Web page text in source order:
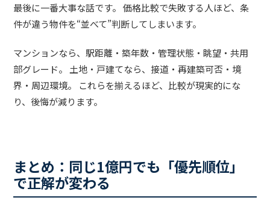
最後に一番大事な話です。 価格比較で失敗する人ほど、条
件が違う物件を“並べて”判断してしまいます。
マンションなら、駅距離・築年数・管理状態・眺望・共用
部グレード。 土地・戸建てなら、接道・再建築可否・境
界・周辺環境。 これらを揃えるほど、比較が現実的にな
り、後悔が減ります。
まとめ：同じ1億円でも「優先順位」
で正解が変わる